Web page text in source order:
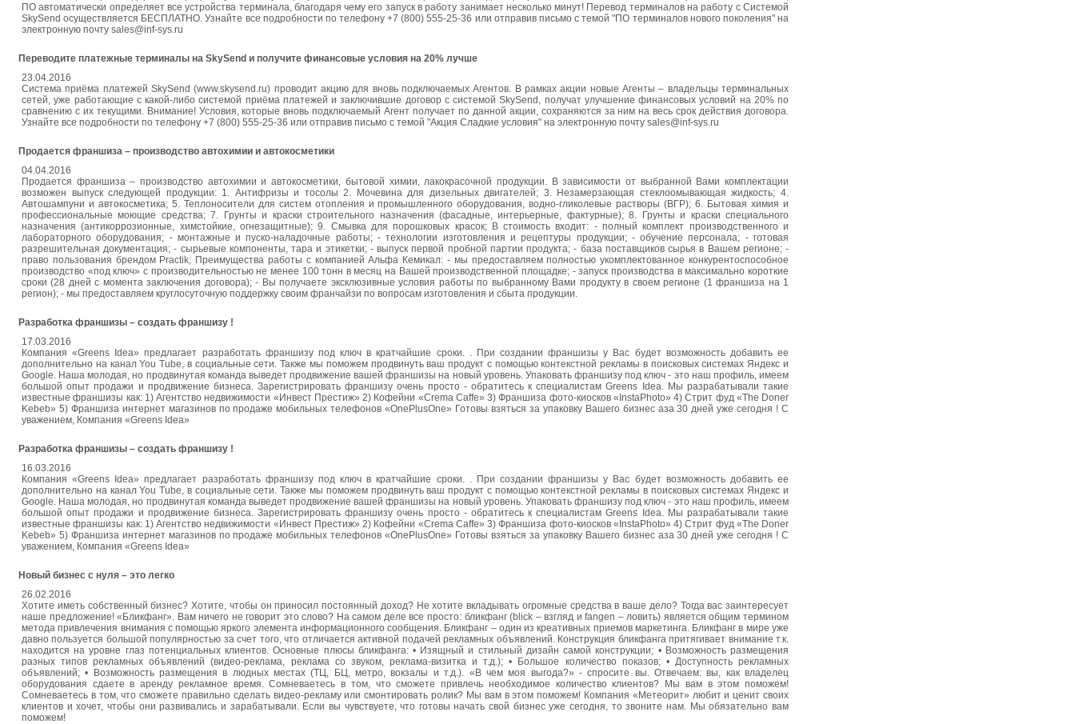
ПО автоматически определяет все устройства терминала, благодаря чему его запуск в работу занимает несколько минут! Перевод терминалов на работу с Системой
SkySend осуществляется БЕСПЛАТНО. Узнайте все подробности по телефону +7 (800) 555-25-36 или отправив письмо с темой "ПО терминалов нового поколения" на
электронную почту sales@inf-sys.ru
Переводите платежные терминалы на SkySend и получите финансовые условия на 20% лучше
23.04.2016
Система приёма платежей SkySend (www.skysend.ru) проводит акцию для вновь подключаемых Агентов. В рамках акции новые Агенты – владельцы терминальных
сетей, уже работающие с какой-либо системой приёма платежей и заключившие договор с системой SkySend, получат улучшение финансовых условий на 20% по
сравнению с их текущими. Внимание! Условия, которые вновь подключаемый Агент получает по данной акции, сохраняются за ним на весь срок действия договора.
Узнайте все подробности по телефону +7 (800) 555-25-36 или отправив письмо с темой "Акция Сладкие условия" на электронную почту sales@inf-sys.ru
Продается франшиза – производство автохимии и автокосметики
04.04.2016
Продается франшиза – производство автохимии и автокосметики, бытовой химии, лакокрасочной продукции. В зависимости от выбранной Вами комплектации
возможен выпуск следующей продукции: 1. Антифризы и тосолы 2. Мочевина для дизельных двигателей; 3. Незамерзающая стеклоомывающая жидкость; 4.
Автошампуни и автокосметика; 5. Теплоносители для систем отопления и промышленного оборудования, водно-гликолевые растворы (ВГР); 6. Бытовая химия и
профессиональные моющие средства; 7. Грунты и краски строительного назначения (фасадные, интерьерные, фактурные); 8. Грунты и краски специального
назначения (антикоррозионные, химстойкие, огнезащитные); 9. Смывка для порошковых красок; В стоимость входит: - полный комплект производственного и
лабораторного оборудования; - монтажные и пуско-наладочные работы; - технологии изготовления и рецептуры продукции; - обучение персонала; - готовая
разрешительная документация; - сырьевые компоненты, тара и этикетки; - выпуск первой пробной партии продукта; - база поставщиков сырья в Вашем регионе; -
право пользования брендом Practik; Преимущества работы с компанией Альфа Кемикал: - мы предоставляем полностью укомплектованное конкурентоспособное
производство «под ключ» с производительностью не менее 100 тонн в месяц на Вашей производственной площадке; - запуск производства в максимально короткие
сроки (28 дней с момента заключения договора); - Вы получаете эксклюзивные условия работы по выбранному Вами продукту в своем регионе (1 франшиза на 1
регион); - мы предоставляем круглосуточную поддержку своим франчайзи по вопросам изготовления и сбыта продукции.
Разработка франшизы – создать франшизу !
17.03.2016
Компания «Greens Idea» предлагает разработать франшизу под ключ в кратчайшие сроки. . При создании франшизы у Вас будет возможность добавить ее
дополнительно на канал You Tube, в социальные сети. Также мы поможем продвинуть ваш продукт с помощью контекстной рекламы в поисковых системах Яндекс и
Google. Наша молодая, но продвинутая команда выведет продвижение вашей франшизы на новый уровень. Упаковать франшизу под ключ - это наш профиль, имеем
большой опыт продажи и продвижение бизнеса. Зарегистрировать франшизу очень просто - обратитесь к специалистам Greens Idea. Мы разрабатывали такие
известные франшизы как: 1) Агентство недвижимости «Инвест Престиж» 2) Кофейни «Crema Caffe» 3) Франшиза фото-киосков «InstaPhoto» 4) Стрит фуд «The Doner
Kebeb» 5) Франшиза интернет магазинов по продаже мобильных телефонов «OnePlusOne» Готовы взяться за упаковку Вашего бизнес аза 30 дней уже сегодня ! C
уважением, Компания «Greens Idea»
Разработка франшизы – создать франшизу !
16.03.2016
Компания «Greens Idea» предлагает разработать франшизу под ключ в кратчайшие сроки. . При создании франшизы у Вас будет возможность добавить ее
дополнительно на канал You Tube, в социальные сети. Также мы поможем продвинуть ваш продукт с помощью контекстной рекламы в поисковых системах Яндекс и
Google. Наша молодая, но продвинутая команда выведет продвижение вашей франшизы на новый уровень. Упаковать франшизу под ключ - это наш профиль, имеем
большой опыт продажи и продвижение бизнеса. Зарегистрировать франшизу очень просто - обратитесь к специалистам Greens Idea. Мы разрабатывали такие
известные франшизы как: 1) Агентство недвижимости «Инвест Престиж» 2) Кофейни «Crema Caffe» 3) Франшиза фото-киосков «InstaPhoto» 4) Стрит фуд «The Doner
Kebeb» 5) Франшиза интернет магазинов по продаже мобильных телефонов «OnePlusOne» Готовы взяться за упаковку Вашего бизнес аза 30 дней уже сегодня ! C
уважением, Компания «Greens Idea»
Новый бизнес с нуля – это легко
26.02.2016
Хотите иметь собственный бизнес? Хотите, чтобы он приносил постоянный доход? Не хотите вкладывать огромные средства в ваше дело? Тогда вас заинтересует
наше предложение! «Бликфанг». Вам ничего не говорит это слово? На самом деле все просто: бликфанг (blick – взгляд и fangen – ловить) является общим термином
метода привлечения внимания с помощью яркого элемента информационного сообщения. Бликфанг – один из креативных приемов маркетинга. Бликфанг в мире уже
давно пользуется большой популярностью за счет того, что отличается активной подачей рекламных объявлений. Конструкция бликфанга притягивает внимание т.к.
находится на уровне глаз потенциальных клиентов. Основные плюсы бликфанга: • Изящный и стильный дизайн самой конструкции; • Возможность размещения
разных типов рекламных объявлений (видео-реклама, реклама со звуком, реклама-визитка и т.д.); • Большое количество показов; • Доступность рекламных
объявлений; • Возможность размещения в людных местах (ТЦ, БЦ, метро, вокзалы и т.д.). «В чем моя выгода?» - спросите вы. Отвечаем: вы, как владелец
оборудования сдаете в аренду рекламное время. Сомневаетесь в том, что сможете привлечь необходимое количество клиентов? Мы вам в этом поможем!
Сомневаетесь в том, что сможете правильно сделать видео-рекламу или смонтировать ролик? Мы вам в этом поможем! Компания «Метеорит» любит и ценит своих
клиентов и хочет, чтобы они развивались и зарабатывали. Если вы чувствуете, что готовы начать свой бизнес уже сегодня, то звоните нам. Мы обязательно вам
поможем!